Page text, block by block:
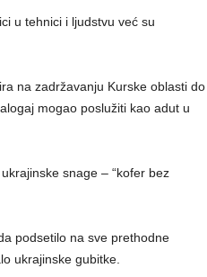
u tehnici i ljudstvu već su
na zadržavanju Kurske oblasti do
mogao poslužiti kao adut u
snage – “kofer bez
podsetilo na sve prethodne
ukrajinske gubitke.